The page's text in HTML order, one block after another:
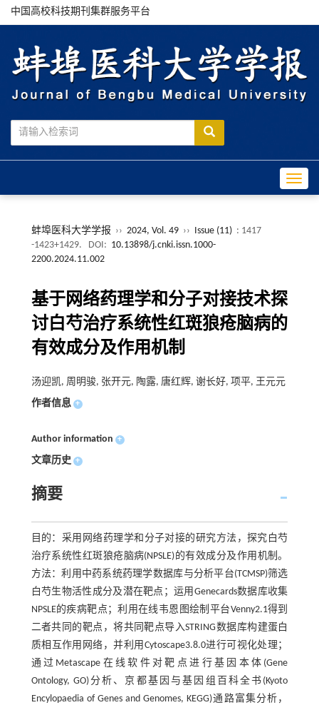
中国高校科技期刊集群服务平台
蚌埠医科大学学报 ›› 2024, Vol. 49 ›› Issue (11) : 1417
-1423+1429.
DOI: 10.13898/j.cnki.issn.1000-
2200.2024.11.002
基于网络药理学和分子对接技术探
讨白芍治疗系统性红斑狼疮脑病的
有效成分及作用机制
汤迎凯, 周明骏, 张开元, 陶露, 唐红辉, 谢长好, 项平, 王元元
作者信息 +
Author information +
文章历史 +
摘要
目的：采用网络药理学和分子对接的研究方法，探究白芍
治疗系统性红斑狼疮脑病(NPSLE)的有效成分及作用机制。
方法：利用中药系统药理学数据库与分析平台(TCMSP)筛选
白芍生物活性成分及潜在靶点；运用Genecards数据库收集
NPSLE的疾病靶点；利用在线韦恩图绘制平台Venny2.1得到
二者共同的靶点，将共同靶点导入STRING数据库构建蛋白
质相互作用网络，并利用Cytoscape3.8.0进行可视化处理；
通过Metascape在线软件对靶点进行基因本体(Gene
Ontology, GO)分析、京都基因与基因组百科全书(Kyoto
Encylopaedia of Genes and Genomes, KEGG)通路富集分析，